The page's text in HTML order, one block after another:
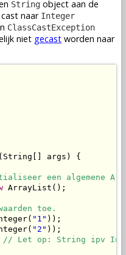
String object aan de
naar Integer
ClassCastException
niet gecast worden naar
args) {
een algemene
ArrayList();
toe.
"1" ));
"2" ));
// Let op: String ipv